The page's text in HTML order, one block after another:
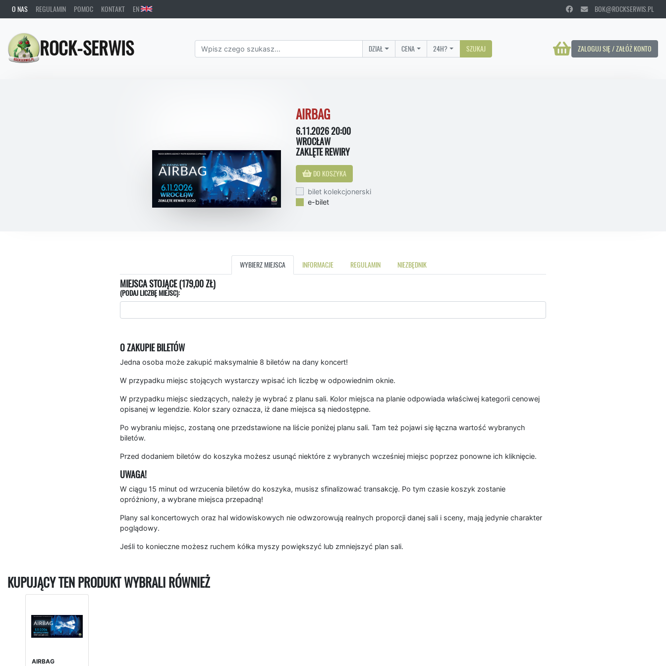
O NAS REGULAMIN POMOC KONTAKT EN BOK@ROCKSERWIS.PL
ROCK-SERWIS ZALOGUJ SIĘ / ZAŁÓŻ KONTO
DZIAŁ CENA 24H? SZUKAJ
AIRBAG
6.11.2026 20:00
WROCŁAW
ZAKLĘTE REWIRY
DO KOSZYKA
bilet kolekcjonerski
e-bilet
WYBIERZ MIEJSCA INFORMACJE REGULAMIN NIEZBĘDNIK
MIEJSCA STOJĄCE (179,00 ZŁ)
(PODAJ LICZBĘ MIEJSC):
O ZAKUPIE BILETÓW
Jedna osoba może zakupić maksymalnie 8 biletów na dany koncert!
W przypadku miejsc stojących wystarczy wpisać ich liczbę w odpowiednim oknie.
W przypadku miejsc siedzących, należy je wybrać z planu sali. Kolor miejsca na planie odpowiada właściwej kategorii cenowej
opisanej w legendzie. Kolor szary oznacza, iż dane miejsca są niedostępne.
Po wybraniu miejsc, zostaną one przedstawione na liście poniżej planu sali. Tam też pojawi się łączna wartość wybranych
biletów.
Przed dodaniem biletów do koszyka możesz usunąć niektóre z wybranych wcześniej miejsc poprzez ponowne ich kliknięcie.
UWAGA!
W ciągu 15 minut od wrzucenia biletów do koszyka, musisz sfinalizować transakcję. Po tym czasie koszyk zostanie
opróżniony, a wybrane miejsca przepadną!
Plany sal koncertowych oraz hal widowiskowych nie odwzorowują realnych proporcji danej sali i sceny, mają jedynie charakter
poglądowy.
Jeśli to konieczne możesz ruchem kółka myszy powiększyć lub zmniejszyć plan sali.
KUPUJĄCY TEN PRODUKT WYBRALI RÓWNIEŻ
AIRBAG